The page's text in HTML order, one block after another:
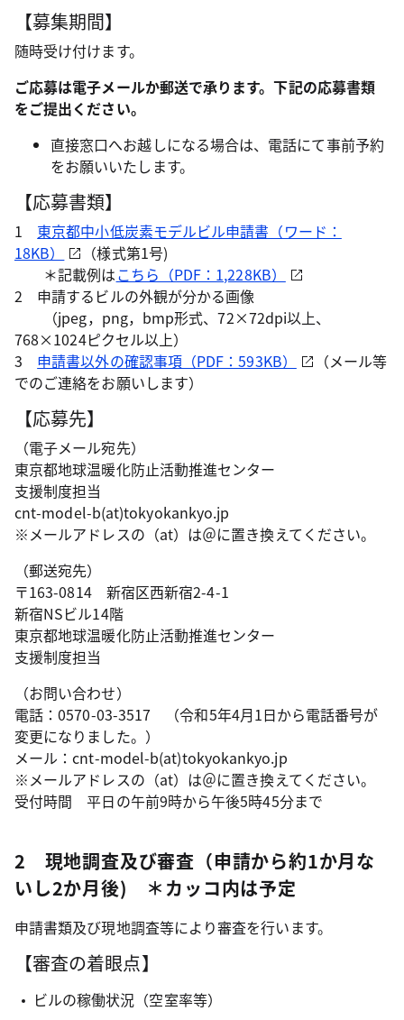
【募集期間】
随時受け付けます。
ご応募は電子メールか郵送で承ります。下記の応募書類
をご提出ください。
直接窓口へお越しになる場合は、電話にて事前予約
をお願いいたします。
【応募書類】
1 東京都中小低炭素モデルビル申請書（ワード：
18KB）
（様式第1号)
＊記載例はこちら（PDF：1,228KB）
2 申請するビルの外観が分かる画像
（jpeg，png，bmp形式、72×72dpi以上、
768×1024ピクセル以上）
3 申請書以外の確認事項（PDF：593KB）
（メール等
でのご連絡をお願いします）
【応募先】
（電子メール宛先）
東京都地球温暖化防止活動推進センター
支援制度担当
cnt-model-b(at)tokyokankyo.jp
※メールアドレスの（at）は＠に置き換えてください。
（郵送宛先）
〒163-0814 新宿区西新宿2-4-1
新宿NSビル14階
東京都地球温暖化防止活動推進センター
支援制度担当
（お問い合わせ）
電話：0570-03-3517 （令和5年4月1日から電話番号が
変更になりました。）
メール：cnt-model-b(at)tokyokankyo.jp
※メールアドレスの（at）は＠に置き換えてください。
受付時間 平日の午前9時から午後5時45分まで
2 現地調査及び審査（申請から約1か月な
いし2か月後) ＊カッコ内は予定
申請書類及び現地調査等により審査を行います。
【審査の着眼点】
ビルの稼働状況（空室率等）